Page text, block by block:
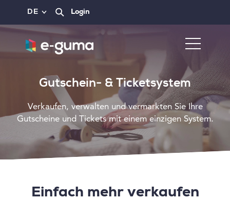
DE Login
Gutschein- & Ticketsystem
Verkaufen, verwalten und vermarkten Sie Ihre
Gutscheine und Tickets mit einem einzigen System.
Einfach mehr verkaufen